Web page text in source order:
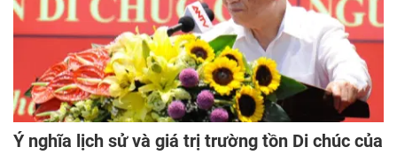
Ý nghĩa lịch sử và giá trị trường tồn Di chúc của